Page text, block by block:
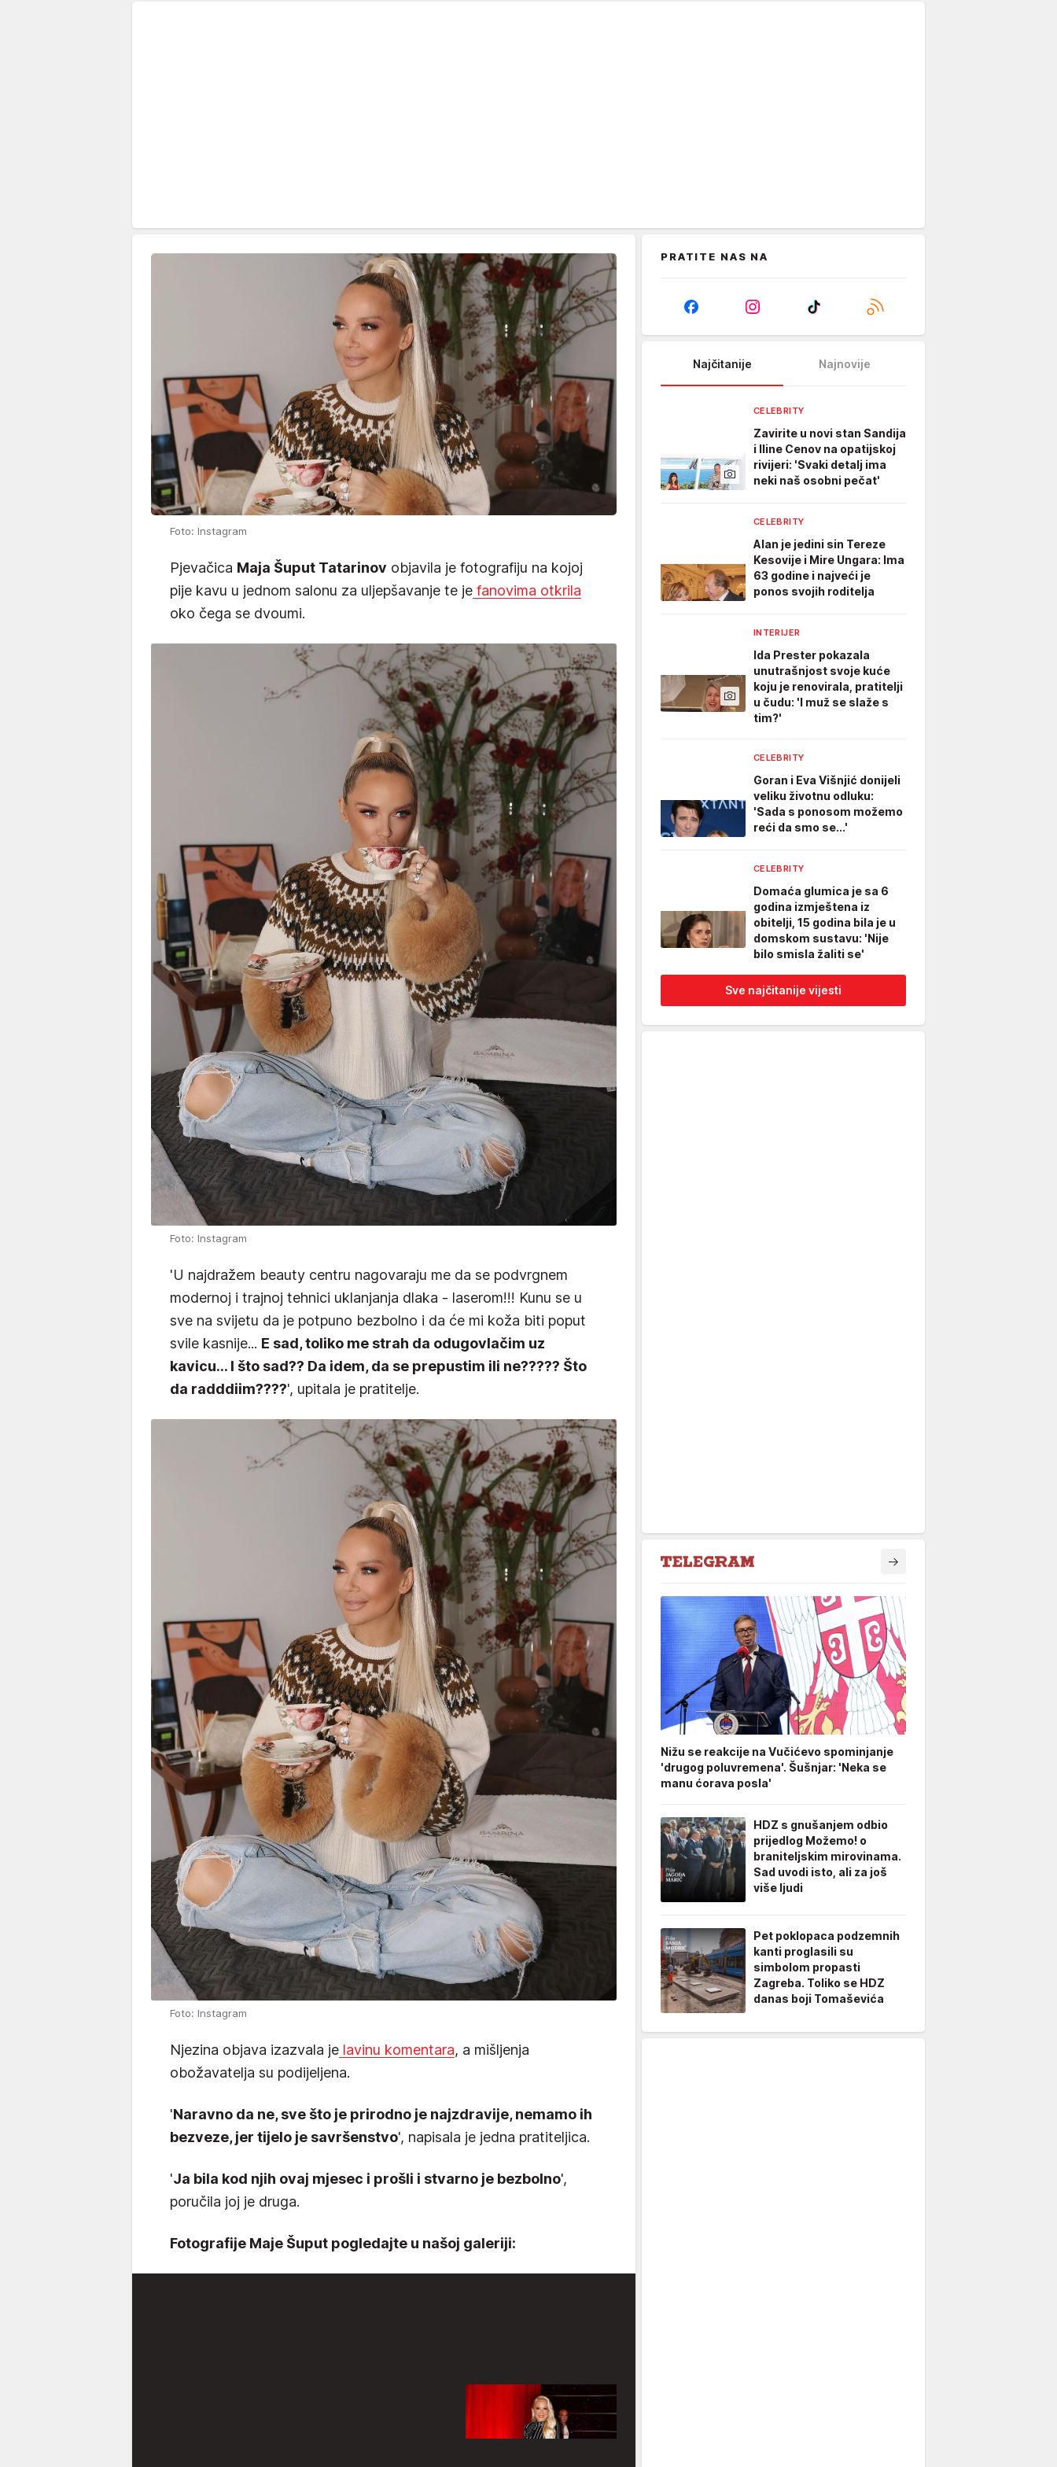
Foto: Instagram
Pjevačica Maja Šuput Tatarinov objavila je fotografiju na kojoj
pije kavu u jednom salonu za uljepšavanje te je fanovima otkrila
oko čega se dvoumi.
Foto: Instagram
'U najdražem beauty centru nagovaraju me da se podvrgnem
modernoj i trajnoj tehnici uklanjanja dlaka - laserom!!! Kunu se u
sve na svijetu da je potpuno bezbolno i da će mi koža biti poput
svile kasnije... E sad, toliko me strah da odugovlačim uz
kavicu... I što sad?? Da idem, da se prepustim ili ne????? Što
da radddiim????', upitala je pratitelje.
Foto: Instagram
Njezina objava izazvala je lavinu komentara, a mišljenja
obožavatelja su podijeljena.
'Naravno da ne, sve što je prirodno je najzdravije, nemamo ih
bezveze, jer tijelo je savršenstvo', napisala je jedna pratiteljica.
'Ja bila kod njih ovaj mjesec i prošli i stvarno je bezbolno',
poručila joj je druga.
Fotografije Maje Šuput pogledajte u našoj galeriji:
PRATITE NAS NA
Najčitanije Najnovije
CELEBRITY
Zavirite u novi stan Sandija
i Iline Cenov na opatijskoj
rivijeri: 'Svaki detalj ima
neki naš osobni pečat'
CELEBRITY
Alan je jedini sin Tereze
Kesovije i Mire Ungara: Ima
63 godine i najveći je
ponos svojih roditelja
INTERIJER
Ida Prester pokazala
unutrašnjost svoje kuće
koju je renovirala, pratitelji
u čudu: 'I muž se slaže s
tim?'
CELEBRITY
Goran i Eva Višnjić donijeli
veliku životnu odluku:
'Sada s ponosom možemo
reći da smo se...'
CELEBRITY
Domaća glumica je sa 6
godina izmještena iz
obitelji, 15 godina bila je u
domskom sustavu: 'Nije
bilo smisla žaliti se'
Sve najčitanije vijesti
Nižu se reakcije na Vučićevo spominjanje
'drugog poluvremena'. Šušnjar: 'Neka se
manu ćorava posla'
HDZ s gnušanjem odbio
prijedlog Možemo! o
braniteljskim mirovinama.
Sad uvodi isto, ali za još
više ljudi
Pet poklopaca podzemnih
kanti proglasili su
simbolom propasti
Zagreba. Toliko se HDZ
danas boji Tomaševića